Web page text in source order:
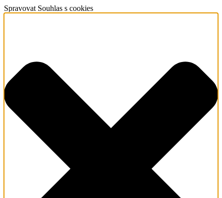
Spravovat Souhlas s cookies